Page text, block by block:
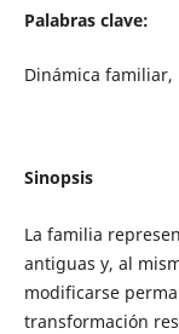
Palabras clave:
Dinámica familiar,
Sinopsis
La familia
antiguas y, al
modificarse
transformación